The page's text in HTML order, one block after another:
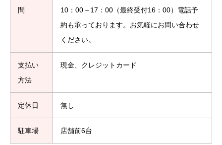
間
10：00～17：00（最終受付16：00）電話予
約も承っております。お気軽にお問い合わせ
ください。
支払い
方法
現金、クレジットカード
定休日 無し
駐車場 店舗前6台